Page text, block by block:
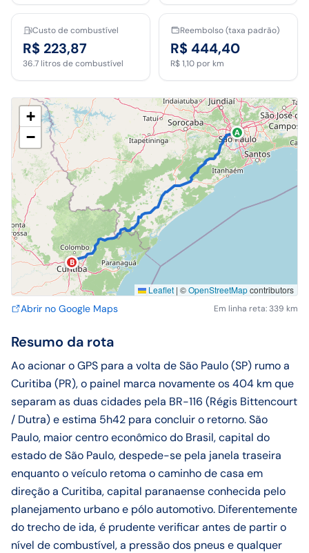
Custo de combustível
R$ 223,87
36.7 litros de combustível
Reembolso (taxa padrão)
R$ 444,40
R$ 1,10 por km
A
B
+
−
Leaflet | ©OpenStreetMapcontributors
Abrir no Google Maps Em linha reta: 339 km
Resumo da rota
Ao acionar o GPS para a volta de São Paulo (SP) rumo a
Curitiba (PR), o painel marca novamente os 404 km que
separam as duas cidades pela BR-116 (Régis Bittencourt
/ Dutra) e estima 5h42 para concluir o retorno. São
Paulo, maior centro econômico do Brasil, capital do
estado de São Paulo, despede-se pela janela traseira
enquanto o veículo retoma o caminho de casa em
direção a Curitiba, capital paranaense conhecida pelo
planejamento urbano e pólo automotivo. Diferentemente
do trecho de ida, é prudente verificar antes de partir o
nível de combustível, a pressão dos pneus e qualquer